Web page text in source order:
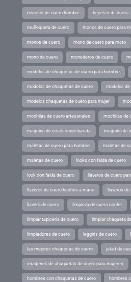
neceser de cuero hombre neceser de cuero
muñequera de cuero monos de cuero para
monos de cuero mono de cuero para moto
mono de cuero monederos de cuero
modelos de chaquetas de cuero para hombre
modelos de chaquetas de cuero modelos de
modelos chaquetas de cuero para mujer
mochilas de cuero artesanales mochilas de
maquina de coser cuero barata maquina de
maletas de cuero para hombre maletas de
maletas de cuero looks con falda de cuero
look con falda de cuero llaveros de cuero
llaveros de cuero hechos a mano llaveros
llavero de cuero limpieza de cuero coche
limpiar tapiceria de cuero limpiar chaqueta
limpiadores de cuero leggins de cuero
las mejores chaquetas de cuero jaket de
imagenes de chaquetas de cuero para mujeres
hombres con chaquetas de cuero hombres